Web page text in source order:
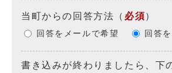
当町からの回答方法 （ 必須）
回答をメールで希望 回答
書き込みが終わりましたら、下